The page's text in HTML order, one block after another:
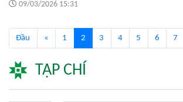
09/03/2026 15:31
Đầu « 1 2(current)
3 4 5 6 7
TẠP CHÍ